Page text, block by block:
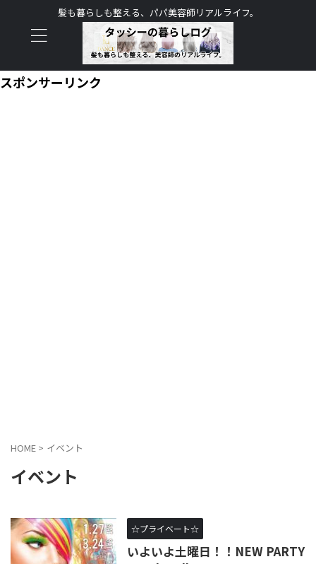
髪も暮らしも整える、パパ美容師リアルライフ。
スポンサーリンク
HOME > イベント
イベント
☆プライベート☆
いよいよ土曜日！！NEW PARTY